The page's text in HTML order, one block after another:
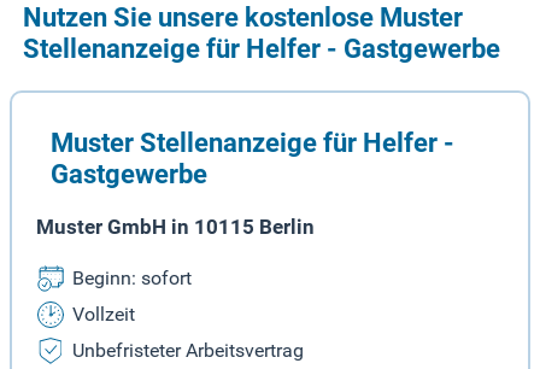
Nutzen Sie unsere kostenlose Muster
Stellenanzeige für Helfer - Gastgewerbe
Muster Stellenanzeige für Helfer -
Gastgewerbe
Muster GmbH in 10115 Berlin
Beginn: sofort
Vollzeit
Unbefristeter Arbeitsvertrag